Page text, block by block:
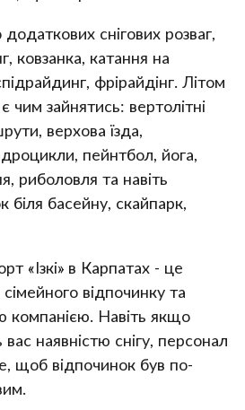
додаткових снігових розваг,
ковзанка, катання на
фрірайдінг. Літом
чим зайнятись: вертолітні
верхова їзда,
пейнтбол, йога,
риболовля та навіть
біля басейну, скайпарк,
«Ізкі» в Карпатах - це
відпочинку та
компанією. Навіть якщо
наявністю снігу, персонал
щоб відпочинок був по-